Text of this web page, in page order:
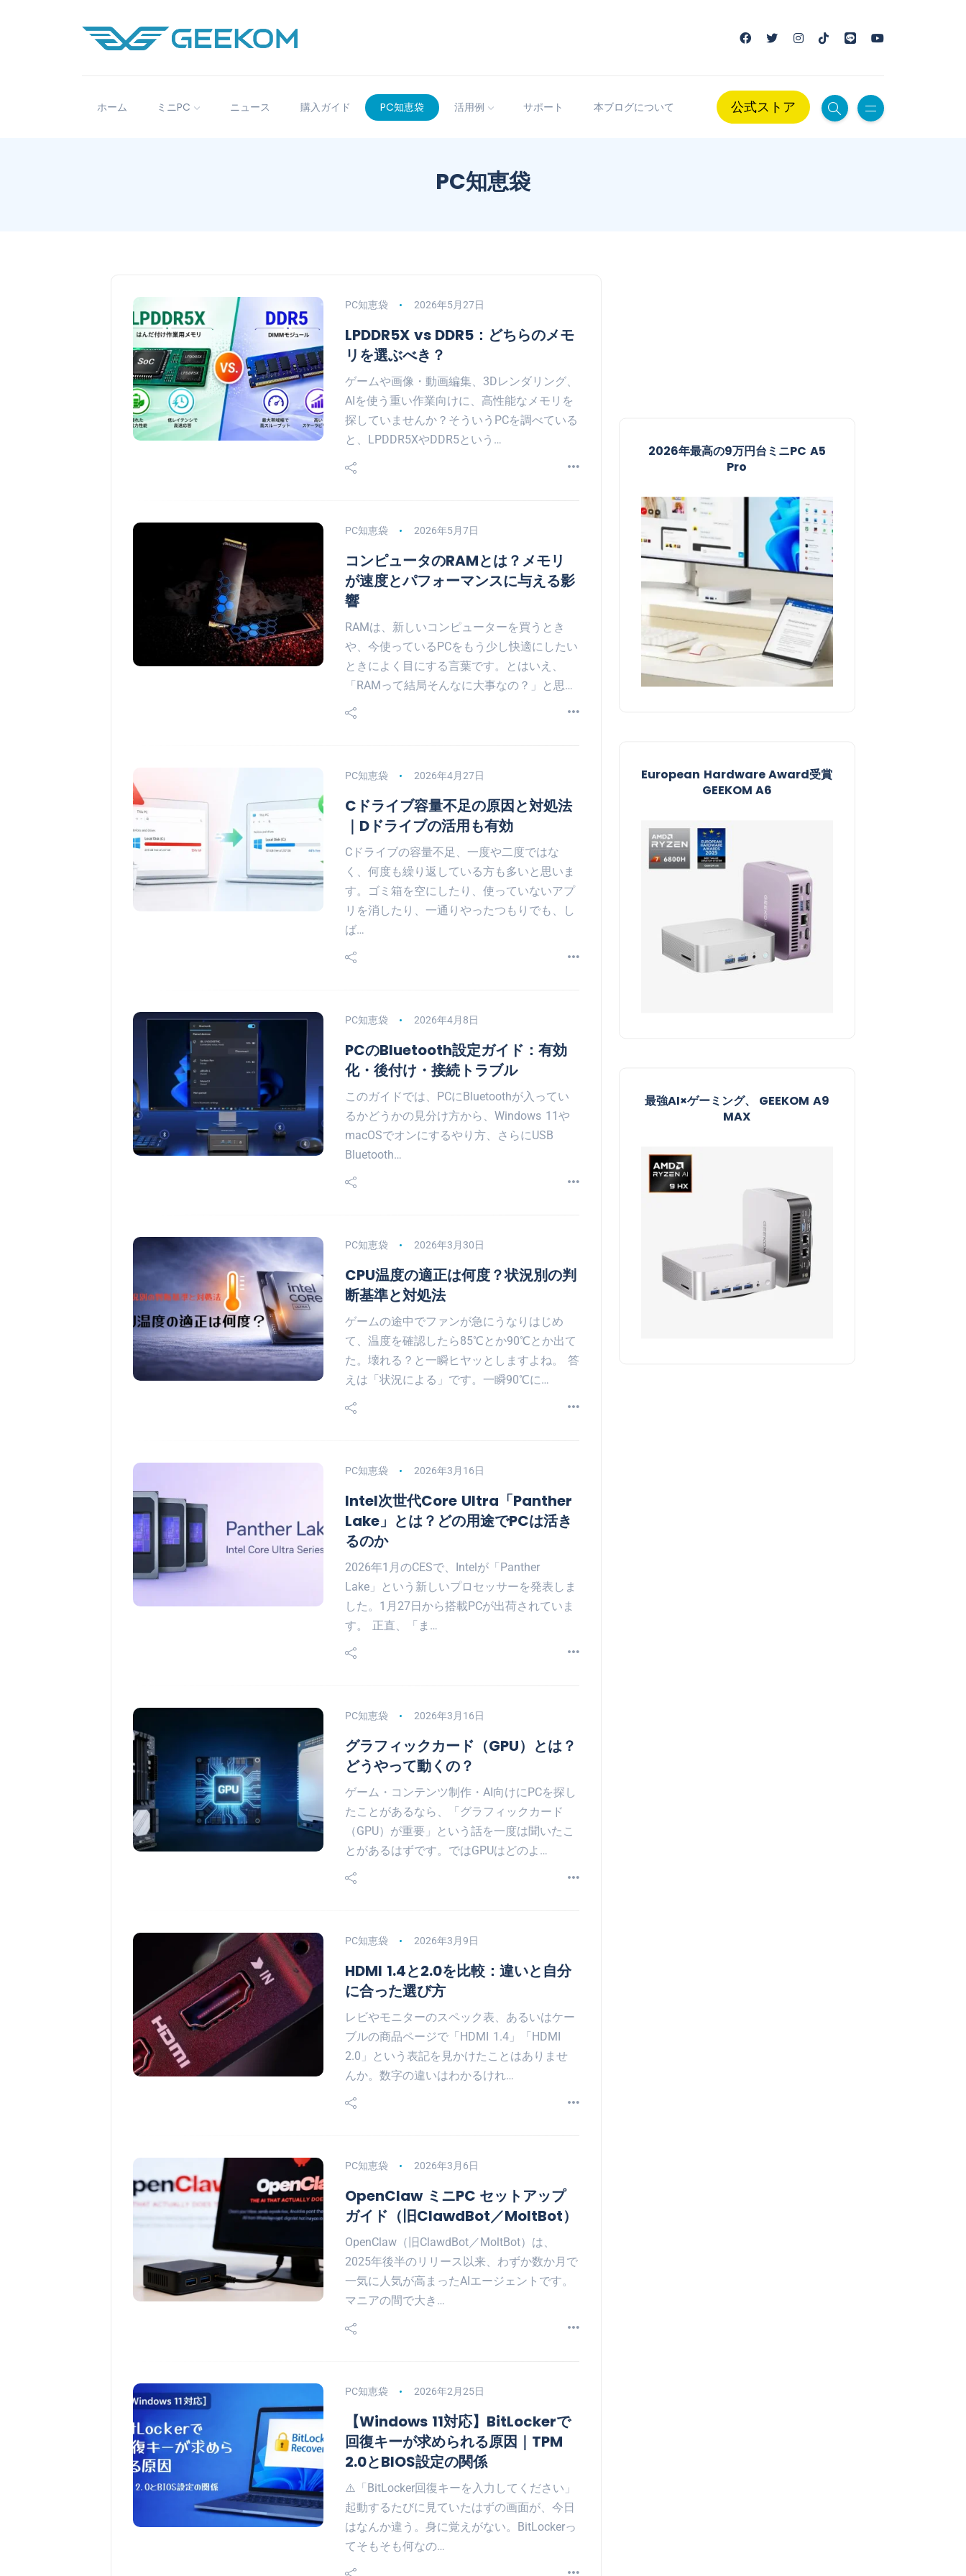
ホーム ミニPC ニュース 購入ガイド PC知恵袋 活用例 サポート 本ブログについて 公式ストア
PC知恵袋
PC知恵袋 2026年5月27日
LPDDR5X vs DDR5：どちらのメモ
リを選ぶべき？
ゲームや画像・動画編集、3Dレンダリング、
AIを使う重い作業向けに、高性能なメモリを
探していませんか？そういうPCを調べている
と、LPDDR5XやDDR5という…
PC知恵袋 2026年5月7日
コンピュータのRAMとは？メモリ
が速度とパフォーマンスに与える影
響
RAMは、新しいコンピューターを買うとき
や、今使っているPCをもう少し快適にしたい
ときによく目にする言葉です。とはいえ、
「RAMって結局そんなに大事なの？」と思…
PC知恵袋 2026年4月27日
Cドライブ容量不足の原因と対処法
｜Dドライブの活用も有効
Cドライブの容量不足、一度や二度ではな
く、何度も繰り返している方も多いと思いま
す。ゴミ箱を空にしたり、使っていないアプ
リを消したり、一通りやったつもりでも、し
ば…
PC知恵袋 2026年4月8日
PCのBluetooth設定ガイド：有効
化・後付け・接続トラブル
このガイドでは、PCにBluetoothが入ってい
るかどうかの見分け方から、Windows 11や
macOSでオンにするやり方、さらにUSB
Bluetooth…
PC知恵袋 2026年3月30日
CPU温度の適正は何度？状況別の判
断基準と対処法
ゲームの途中でファンが急にうなりはじめ
て、温度を確認したら85℃とか90℃とか出て
た。壊れる？と一瞬ヒヤッとしますよね。 答
えは「状況による」です。一瞬90℃に…
PC知恵袋 2026年3月16日
Intel次世代Core Ultra「Panther
Lake」とは？どの用途でPCは活き
るのか
2026年1月のCESで、Intelが「Panther
Lake」という新しいプロセッサーを発表しま
した。1月27日から搭載PCが出荷されていま
す。 正直、「ま…
PC知恵袋 2026年3月16日
グラフィックカード（GPU）とは？
どうやって動くの？
ゲーム・コンテンツ制作・AI向けにPCを探し
たことがあるなら、「グラフィックカード
（GPU）が重要」という話を一度は聞いたこ
とがあるはずです。ではGPUはどのよ…
PC知恵袋 2026年3月9日
HDMI 1.4と2.0を比較：違いと自分
に合った選び方
レビやモニターのスペック表、あるいはケー
ブルの商品ページで「HDMI 1.4」「HDMI
2.0」という表記を見かけたことはありませ
んか。数字の違いはわかるけれ…
PC知恵袋 2026年3月6日
OpenClaw ミニPC セットアップ
ガイド（旧ClawdBot／MoltBot）
OpenClaw（旧ClawdBot／MoltBot）は、
2025年後半のリリース以来、わずか数か月で
一気に人気が高まったAIエージェントです。
マニアの間で大き…
PC知恵袋 2026年2月25日
【Windows 11対応】BitLockerで
回復キーが求められる原因｜TPM
2.0とBIOS設定の関係
⚠️「BitLocker回復キーを入力してください」
起動するたびに見ていたはずの画面が、今日
はなんか違う。身に覚えがない。BitLockerっ
てそもそも何なの…
2026年最高の9万円台ミニPC A5
Pro
European Hardware Award受賞​
GEEKOM A6
最強AI×ゲーミング、 GEEKOM A9
MAX